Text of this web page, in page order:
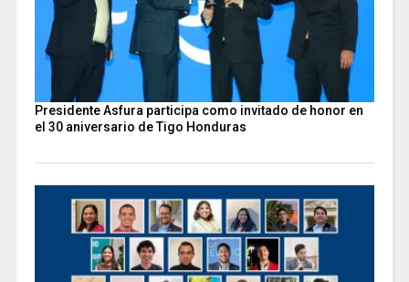
Presidente Asfura participa como invitado de honor en
el 30 aniversario de Tigo Honduras